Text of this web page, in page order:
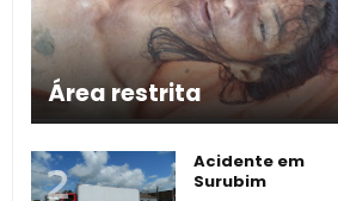
Área restrita
Acidente em
Surubim